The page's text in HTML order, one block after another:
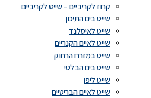
קרוז לקריביים – שייט לקריביים
שייט בים התיכון
שייט לאיסלנד
שייט לאיים הקנריים
שייט במזרח הרחוק
שייט בים הבלטי
שייט ליפן
שייט לאיים הבריטיים